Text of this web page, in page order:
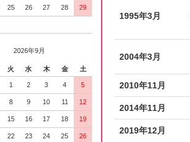
1995年3月
2004年3月
2010年11月
2014年11月
2019年12月
25 26 27 28 29
2026年9月
火 水 木 金 土
1 2 3 4 5
8 9 10 11 12
15 16 17 18 19
22 23 24 25 26